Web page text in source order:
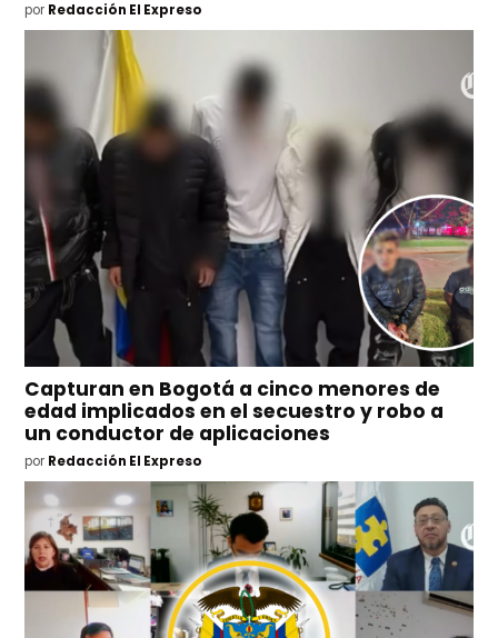
por Redacción El Expreso
Capturan en Bogotá a cinco menores de
edad implicados en el secuestro y robo a
un conductor de aplicaciones
por Redacción El Expreso